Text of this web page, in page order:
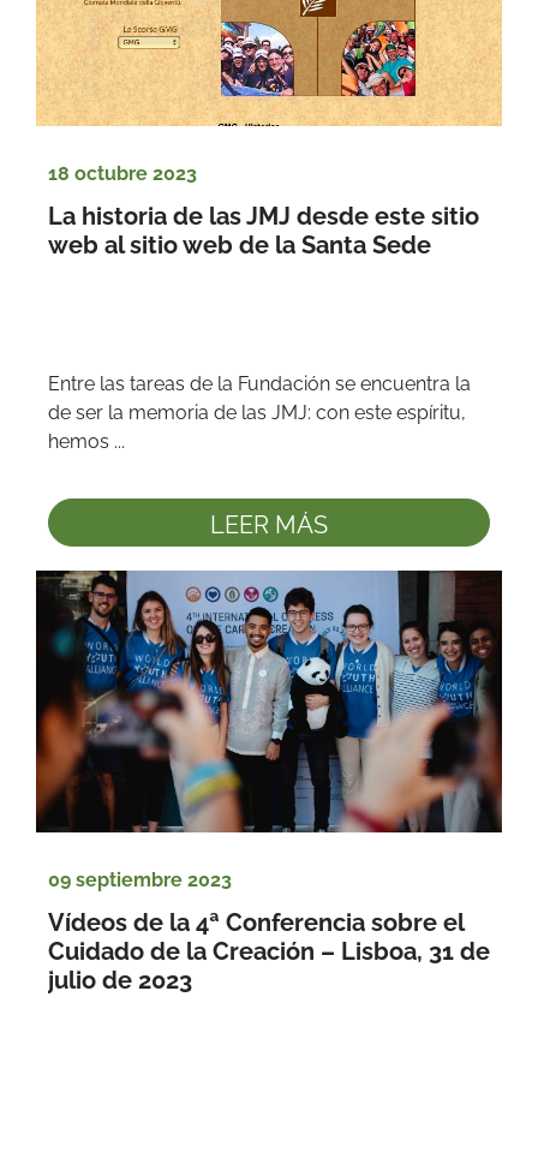
18 octubre 2023
La historia de las JMJ desde este sitio
web al sitio web de la Santa Sede
Entre las tareas de la Fundación se encuentra la
de ser la memoria de las JMJ: con este espíritu,
hemos ...
LEER MÁS
09 septiembre 2023
Vídeos de la 4ª Conferencia sobre el
Cuidado de la Creación – Lisboa, 31 de
julio de 2023